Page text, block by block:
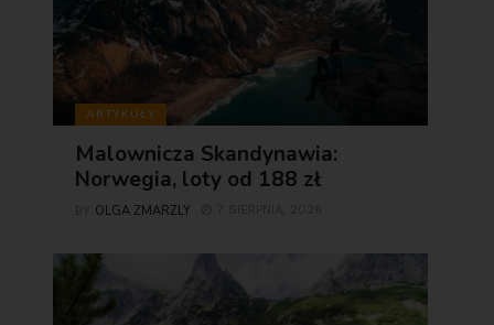
ARTYKUŁY
Malownicza Skandynawia:
Norwegia, loty od 188 zł
OLGA ZMARZLY